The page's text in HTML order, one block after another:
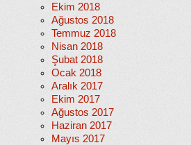
Ekim 2018
Ağustos 2018
Temmuz 2018
Nisan 2018
Şubat 2018
Ocak 2018
Aralık 2017
Ekim 2017
Ağustos 2017
Haziran 2017
Mayıs 2017